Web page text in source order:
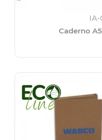
IA-
Caderno